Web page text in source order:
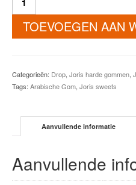
(200g)
aantal
TOEVOEGEN AAN
Categorieën: Drop, Joris harde gommen,
Tags: Arabische Gom, Joris sweets
Aanvullende informatie
Aanvullende